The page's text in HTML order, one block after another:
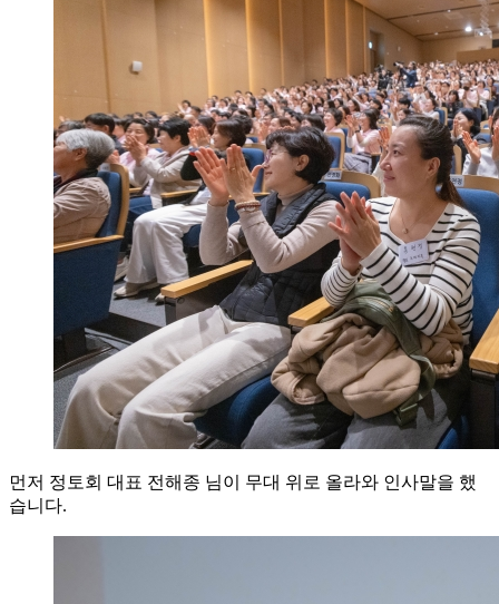
먼저 정토회 대표 전해종 님이 무대 위로 올라와 인사말을 했
습니다.